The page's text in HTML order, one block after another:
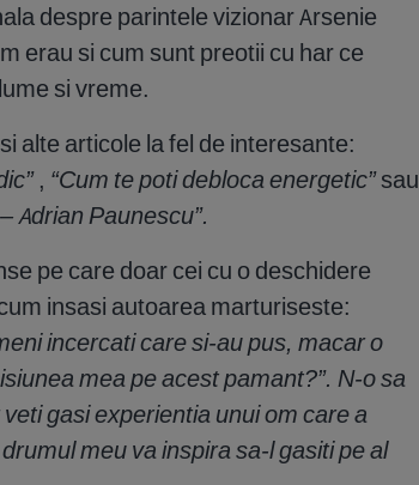
despre parintele vizionar Arsenie
erau si cum sunt preotii cu har ce
si vreme.
alte articole la fel de interesante:
, “Cum te poti debloca energetic”sau
Adrian Paunescu”.
pe care doar cei cu o deschidere
insasi autoarea marturiseste:
incercati care si-au pus, macar o
mea pe acest pamant?”. N-o sa
gasi experientia unui om care a
meu va inspira sa-l gasiti pe al